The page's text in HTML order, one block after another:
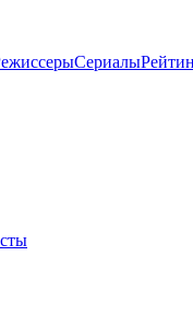
Сериалы